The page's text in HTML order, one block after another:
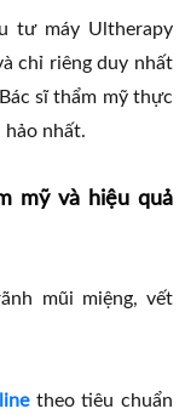
tư máy Ultherapy
chỉ riêng duy nhất
sĩ thẩm mỹ thực
hảo nhất.
mỹ và hiệu quả
mũi miệng, vết
theo tiêu chuẩn